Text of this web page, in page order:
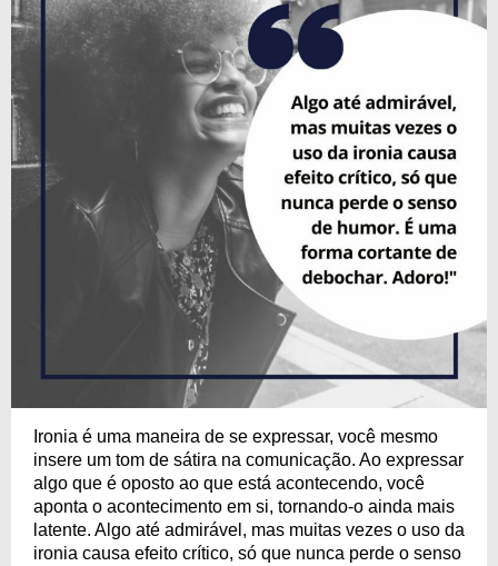
Ironia é uma maneira de se expressar, você mesmo
insere um tom de sátira na comunicação. Ao expressar
algo que é oposto ao que está acontecendo, você
aponta o acontecimento em si, tornando-o ainda mais
latente. Algo até admirável, mas muitas vezes o uso da
ironia causa efeito crítico, só que nunca perde o senso